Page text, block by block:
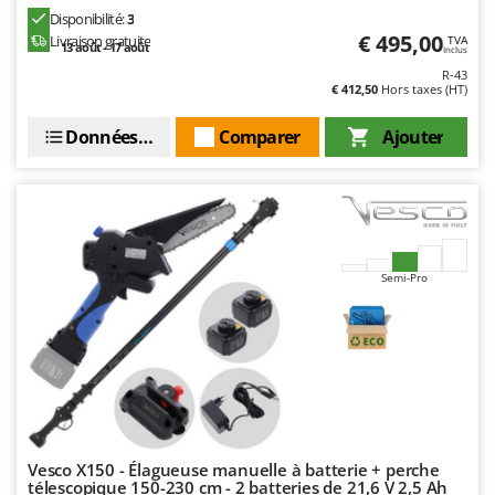
Master
Mastercook
MCH
Minox
Mockmill
More than chef
MOSA
MOVA
Mowox
Disponibilité:3
Livraison gratuite
13 août - 17 août € 495,00 TVA
Inclus
R-43
€ 412,50 Hors taxes (HT)
Ajouter
Comparer
Données techniques
Semi-Pro
Vesco X150 - Élagueuse manuelle à batterie + perche
télescopique 150-230 cm - 2 batteries de 21,6 V 2,5 Ah